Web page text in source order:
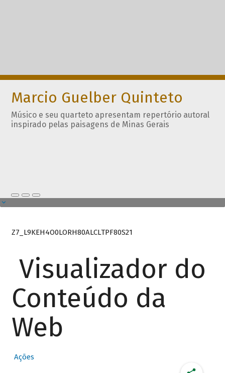
Marcio Guelber Quinteto
Músico e seu quarteto apresentam repertório autoral
inspirado pelas paisagens de Minas Gerais
Z7_L9KEH4O0LORH80ALCLTPF80S21
Visualizador do
Conteúdo da
Web
Ações